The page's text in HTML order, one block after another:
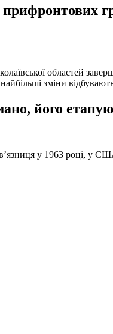
областей
зміни
його
у 1963 році, у